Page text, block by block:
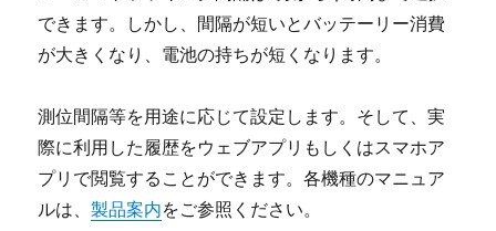
できます。しかし、間隔が短いとバッテーリー消費
が大きくなり、電池の持ちが短くなります。
測位間隔等を用途に応じて設定します。そして、実
際に利用した履歴をウェブアプリもしくはスマホア
プリで閲覧することができます。各機種のマニュア
ルは、製品案内をご参照ください。